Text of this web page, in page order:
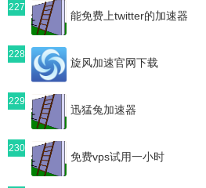
227
能免费上twitter的加速器
228
旋风加速官网下载
229
迅猛兔加速器
230
免费vps试用一小时